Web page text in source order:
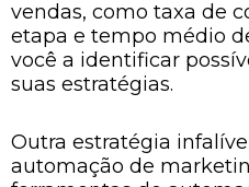
vendas, como taxa de
etapa e tempo médio
você a identificar
suas estratégias.
Outra estratégia
automação de